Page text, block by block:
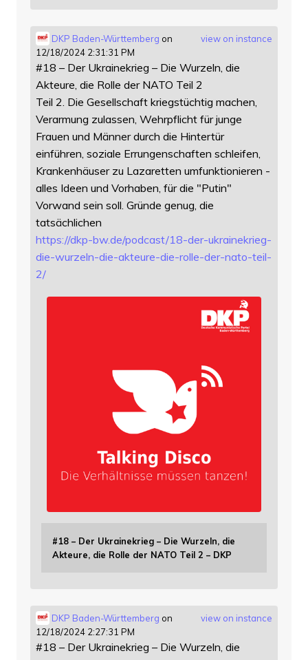
view on instance
DKP Baden-Württemberg on
12/18/2024 2:31:31 PM
#18 – Der Ukrainekrieg – Die Wurzeln, die
Akteure, die Rolle der NATO Teil 2
Teil 2. Die Gesellschaft kriegstüchtig machen,
Verarmung zulassen, Wehrpflicht für junge
Frauen und Männer durch die Hintertür
einführen, soziale Errungenschaften schleifen,
Krankenhäuser zu Lazaretten umfunktionieren -
alles Ideen und Vorhaben, für die "Putin"
Vorwand sein soll. Gründe genug, die
tatsächlichen
https://dkp-bw.de/podcast/18-der-ukrainekrieg-
die-wurzeln-die-akteure-die-rolle-der-nato-teil-
2/
#18 – Der Ukrainekrieg – Die Wurzeln, die
Akteure, die Rolle der NATO Teil 2 – DKP
view on instance
DKP Baden-Württemberg on
12/18/2024 2:27:31 PM
#18 – Der Ukrainekrieg – Die Wurzeln, die